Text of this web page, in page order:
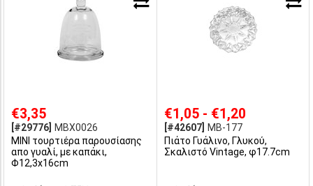
€3,35
[#29776]
MBX0026
MINI τουρτιέρα παρουσίασης
απο γυαλί, με καπάκι,
Φ12,3x16cm
€1,05 - €1,20
[#42607]
MB-177
Πιάτο Γυάλινο, Γλυκού,
Σκαλιστό Vintage, φ17.7cm